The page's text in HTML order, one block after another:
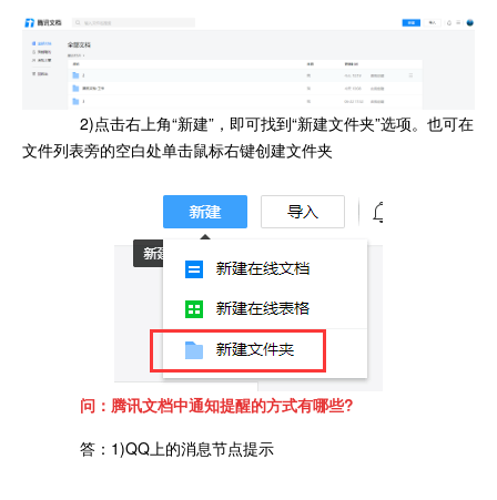
2)点击右上角“新建”，即可找到“新建文件夹”选项。也可在
文件列表旁的空白处单击鼠标右键创建文件夹
问：腾讯文档中通知提醒的方式有哪些?
答：1)QQ上的消息节点提示